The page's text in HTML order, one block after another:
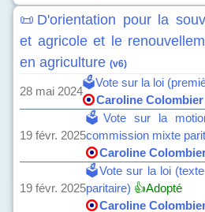
📜D'orientation pour la
et agricole et le
en agriculture (v6)
28 mai 2024
🗳️Vote sur la loi
Caroline Colombier
19 févr. 2025
🗳️Vote sur la
commission mixte
Caroline
19 févr. 2025
🗳️Vote sur la loi
paritaire) 👍Adopté
Caroline